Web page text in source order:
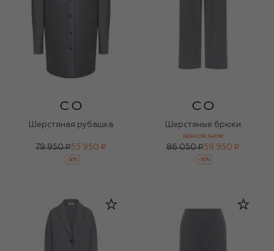
Шерстяная рубашка
79 950 ₽55 950 ₽
-30%
Шерстяные брюки
FASHION SHOW
86 050 ₽59 950 ₽
-30%